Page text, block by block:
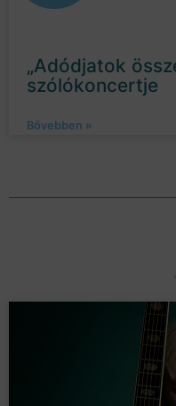
„Adódjatok
szólókoncertje
Bővebben »